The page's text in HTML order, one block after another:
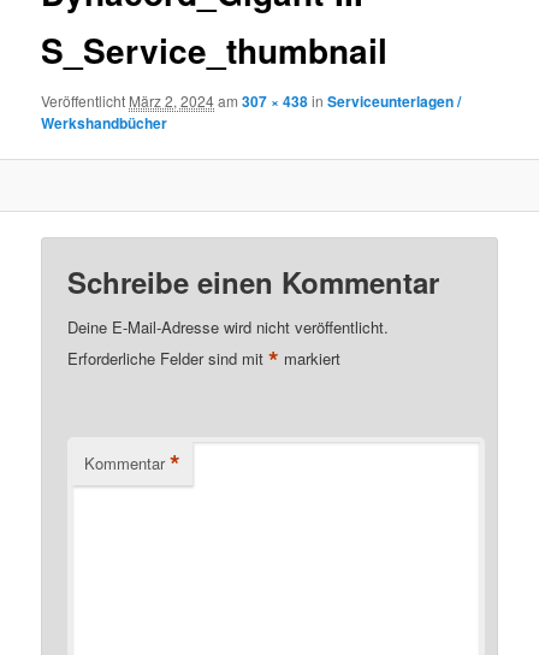
S_Service_thumbnail
Veröffentlicht März 2, 2024am307 × 438inServiceunterlagen /
Werkshandbücher
Schreibe einen Kommentar
Deine E-Mail-Adresse wird nicht veröffentlicht.
Erforderliche Felder sind mit* markiert
Kommentar *